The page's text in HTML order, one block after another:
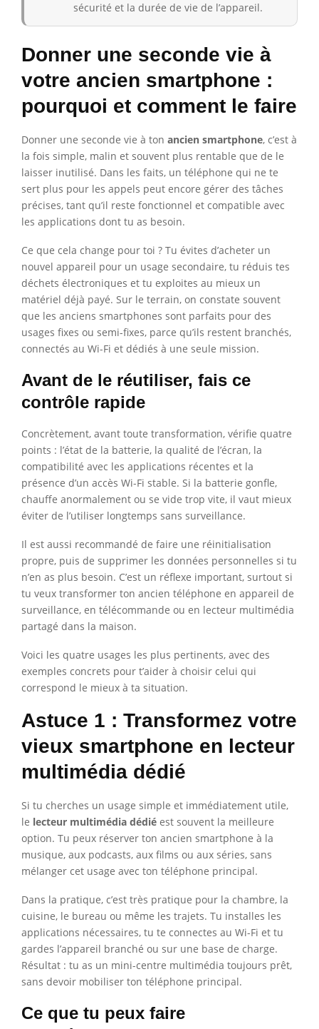
sécurité et la durée de vie de l’appareil.
Donner une seconde vie à
votre ancien smartphone :
pourquoi et comment le faire
Donner une seconde vie à ton ancien smartphone, c’est à
la fois simple, malin et souvent plus rentable que de le
laisser inutilisé. Dans les faits, un téléphone qui ne te
sert plus pour les appels peut encore gérer des tâches
précises, tant qu’il reste fonctionnel et compatible avec
les applications dont tu as besoin.
Ce que cela change pour toi ? Tu évites d’acheter un
nouvel appareil pour un usage secondaire, tu réduis tes
déchets électroniques et tu exploites au mieux un
matériel déjà payé. Sur le terrain, on constate souvent
que les anciens smartphones sont parfaits pour des
usages fixes ou semi-fixes, parce qu’ils restent branchés,
connectés au Wi-Fi et dédiés à une seule mission.
Avant de le réutiliser, fais ce
contrôle rapide
Concrètement, avant toute transformation, vérifie quatre
points : l’état de la batterie, la qualité de l’écran, la
compatibilité avec les applications récentes et la
présence d’un accès Wi-Fi stable. Si la batterie gonfle,
chauffe anormalement ou se vide trop vite, il vaut mieux
éviter de l’utiliser longtemps sans surveillance.
Il est aussi recommandé de faire une réinitialisation
propre, puis de supprimer les données personnelles si tu
n’en as plus besoin. C’est un réflexe important, surtout si
tu veux transformer ton ancien téléphone en appareil de
surveillance, en télécommande ou en lecteur multimédia
partagé dans la maison.
Voici les quatre usages les plus pertinents, avec des
exemples concrets pour t’aider à choisir celui qui
correspond le mieux à ta situation.
Astuce 1 : Transformez votre
vieux smartphone en lecteur
multimédia dédié
Si tu cherches un usage simple et immédiatement utile,
le lecteur multimédia dédié est souvent la meilleure
option. Tu peux réserver ton ancien smartphone à la
musique, aux podcasts, aux films ou aux séries, sans
mélanger cet usage avec ton téléphone principal.
Dans la pratique, c’est très pratique pour la chambre, la
cuisine, le bureau ou même les trajets. Tu installes les
applications nécessaires, tu te connectes au Wi-Fi et tu
gardes l’appareil branché ou sur une base de charge.
Résultat : tu as un mini-centre multimédia toujours prêt,
sans devoir mobiliser ton téléphone principal.
Ce que tu peux faire